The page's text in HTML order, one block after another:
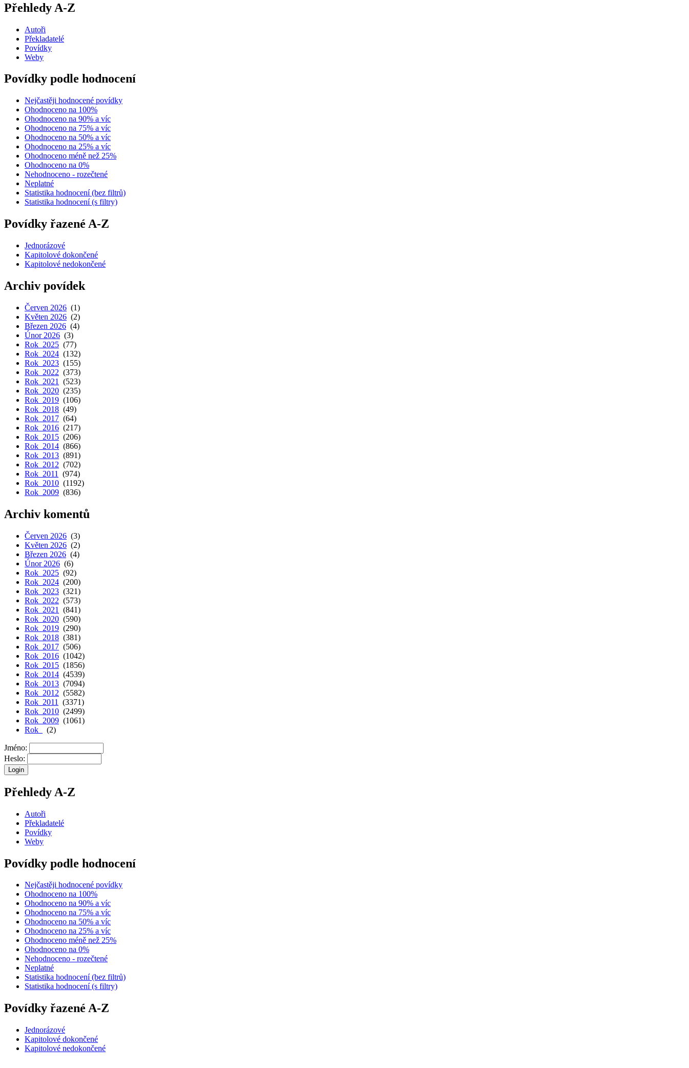
Přehledy A-Z
Autoři
Překladatelé
Povídky
Weby
Povídky podle hodnocení
Nejčastěji hodnocené povídky
Ohodnoceno na 100%
Ohodnoceno na 90% a víc
Ohodnoceno na 75% a víc
Ohodnoceno na 50% a víc
Ohodnoceno na 25% a víc
Ohodnoceno méně než 25%
Ohodnoceno na 0%
Nehodnoceno - rozečtené
Neplatné
Statistika hodnocení (bez filtrů)
Statistika hodnocení (s filtry)
Povídky řazené A-Z
Jednorázové
Kapitolové dokončené
Kapitolové nedokončené
Archiv povídek
Červen 2026 (1)
Květen 2026 (2)
Březen 2026 (4)
Únor 2026 (3)
Rok 2025 (77)
Rok 2024 (132)
Rok 2023 (155)
Rok 2022 (373)
Rok 2021
(523)
Rok 2020 (235)
Rok 2019 (106)
Rok 2018 (49)
Rok 2017 (64)
Rok 2016 (217)
Rok 2015 (206)
Rok 2014 (866)
Rok 2013 (891)
Rok 2012 (702)
Rok 2011
(974)
Rok 2010 (1192)
Rok 2009 (836)
Archiv komentů
Červen 2026 (3)
Květen 2026 (2)
Březen 2026 (4)
Únor 2026 (6)
Rok 2025 (92)
Rok 2024 (200)
Rok 2023 (321)
Rok 2022 (573)
Rok 2021
(841)
Rok 2020 (590)
Rok 2019 (290)
Rok 2018 (381)
Rok 2017 (506)
Rok 2016 (1042)
Rok 2015 (1856)
Rok 2014 (4539)
Rok 2013 (7094)
Rok 2012 (5582)
Rok 2011
(3371)
Rok 2010 (2499)
Rok 2009 (1061)
Rok
(2)
Jméno:
Heslo:
Přehledy A-Z
Autoři
Překladatelé
Povídky
Weby
Povídky podle hodnocení
Nejčastěji hodnocené povídky
Ohodnoceno na 100%
Ohodnoceno na 90% a víc
Ohodnoceno na 75% a víc
Ohodnoceno na 50% a víc
Ohodnoceno na 25% a víc
Ohodnoceno méně než 25%
Ohodnoceno na 0%
Nehodnoceno - rozečtené
Neplatné
Statistika hodnocení (bez filtrů)
Statistika hodnocení (s filtry)
Povídky řazené A-Z
Jednorázové
Kapitolové dokončené
Kapitolové nedokončené